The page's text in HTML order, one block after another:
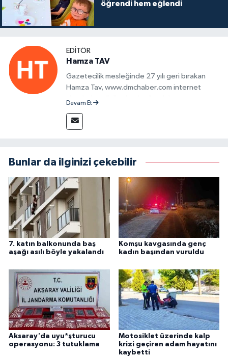
öğrendi hem eğlendi
EDITÖR
Hamza TAV
Gazetecilik mesleğinde 27 yılı geri bırakan
Hamza Tav, www.dmchaber.com internet
sitesinde editör olarak görevini
Devam Et
Bunlar da ilginizi çekebilir
7. katın balkonunda baş
aşağı asılı böyle yakalandı
Komşu kavgasında genç
kadın başından vuruldu
Aksaray'da uyu*şturucu
operasyonu: 3 tutuklama
Motosiklet üzerinde kalp
krizi geçiren adam hayatını
kaybetti